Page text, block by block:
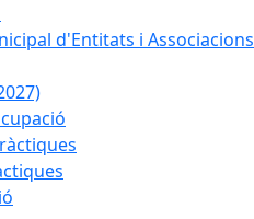
d'Entitats i Associacions